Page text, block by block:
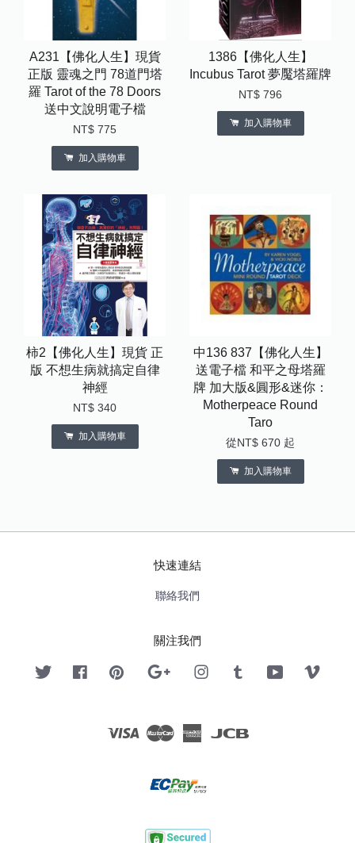
A231【佛化人生】現貨
正版 靈魂之門 78道門塔
羅 Tarot of the 78 Doors
送中文說明電子檔
NT$ 775
加入購物車
1386【佛化人生】
Incubus Tarot 夢魘塔羅牌
NT$ 796
加入購物車
柿2【佛化人生】現貨 正
版 不想生病就搞定自律
神經
NT$ 340
加入購物車
中136 837【佛化人生】
送電子檔 和平之母塔羅
牌 加大版&圓形&迷你：
Motherpeace Round
Taro
從NT$ 670 起
加入購物車
快速連結
聯絡我們
關注我們
Twitter FacebookPinterest Google InstagramTumblr YouTube
Visa Master American